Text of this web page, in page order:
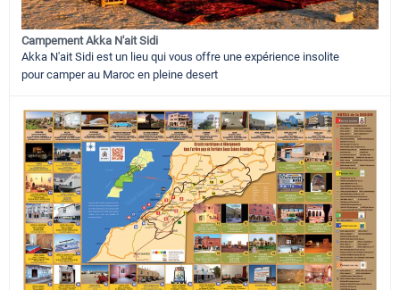
Campement Akka N'ait Sidi
Akka N'ait Sidi est un lieu qui vous offre une expérience insolite
pour camper au Maroc en pleine desert